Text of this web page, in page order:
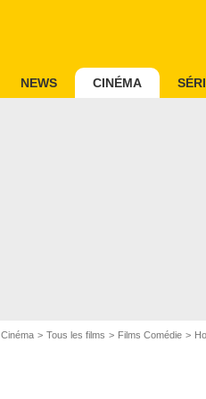
NEWS CINÉMA
Cinéma Tous les films Films Comédie